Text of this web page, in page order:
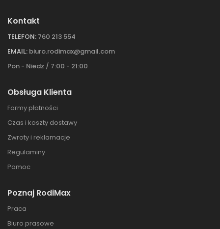
Kontakt
TELEFON: 760 213 554
EMAIL: biuro.rodimax@gmail.com
Pon - Niedz / 7:00 - 21:00
Obsługa Klienta
Formy płatności
Czas i koszty dostawy
Zwroty i reklamacje
Regulaminy
Pomoc
Poznaj RodiMax
Praca
Biuro prasowe